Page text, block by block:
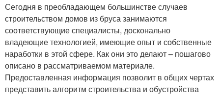
Сегодня в преобладающем большинстве случаев
строительством домов из бруса занимаются
соответствующие специалисты, досконально
владеющие технологией, имеющие опыт и собственные
наработки в этой сфере. Как они это делают – пошагово
описано в рассматриваемом материале.
Предоставленная информация позволит в общих чертах
представить алгоритм строительства и обустройства